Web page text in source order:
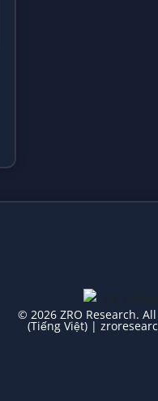
© 2026 ZRO Research.
(Tiếng Việt) |